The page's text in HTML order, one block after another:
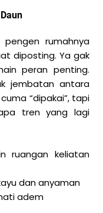
rumahnya
diposting. Ya gak
peran penting.
jembatan antara
“dipakai”, tapi
tren yang lagi
ruangan keliatan
dan anyaman
adem